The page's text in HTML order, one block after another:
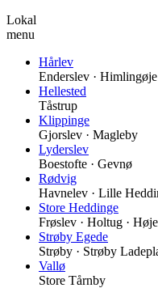
Lokal
menu
Hårlev
Enderslev ·
Hellested
Tåstrup
Klippinge
Gjorslev · Magleby
Lyderslev
Boestofte · Gevnø
Rødvig
Havnelev · Lille
Store Heddinge
Frøslev · Holtug ·
Strøby Egede
Strøby · Strøby
Vallø
Store Tårnby